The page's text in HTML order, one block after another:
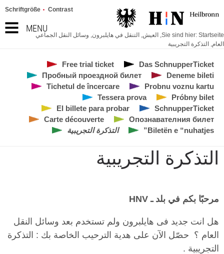
MENU
Schriftgröße Contrast
Sie sind hier: Startseite
, العيش, التنقل في هايلبرون, وسائل النقل الجماعي
العام, التذكرة التجريبية
Das SchnupperTicket
Free trial ticket
Deneme bileti
Пробный проездной билет
Probnu voznu kartu
Tichetul de încercare
Próbny bilet
Tessera prova
SchnupperTicket
El billete para probar
Опознавателния билет
Carte découverte
Biletën e “nuhatjes”
التذكرة التجريبية
التذكرة التجريبية
مرحبًا بكم في بلد ـ HNV
هل انت جديد فى هايلبرون ولم تستخدم بعد وسائل النقل
العام ؟ حصّل الآن على هدية الترحيب الخاصة بك : التذكرة
التجريبية .